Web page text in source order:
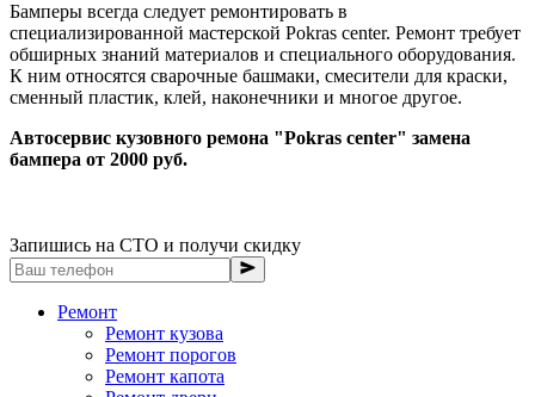
Бамперы всегда следует ремонтировать в
специализированной мастерской Pokras center. Ремонт требует
обширных знаний материалов и специального оборудования.
К ним относятся сварочные башмаки, смесители для краски,
сменный пластик, клей, наконечники и многое другое.
Автосервис кузовного ремона "Pokras center" замена
бампера от 2000 руб.
Запишись на СТО и получи скидку
Ремонт
Ремонт кузова
Ремонт порогов
Ремонт капота